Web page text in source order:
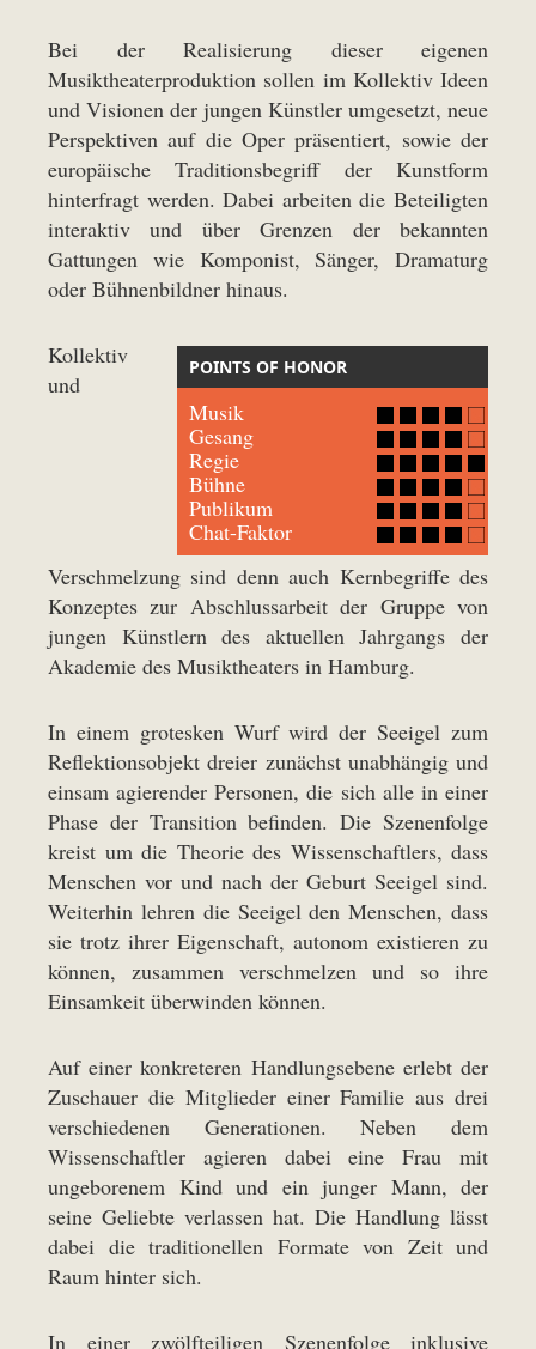
Bei der Realisierung dieser eigenen
Musiktheaterproduktion sollen im Kollektiv Ideen
und Visionen der jungen Künstler umgesetzt, neue
Perspektiven auf die Oper präsentiert, sowie der
europäische Traditionsbegriff der Kunstform
hinterfragt werden. Dabei arbeiten die Beteiligten
interaktiv und über Grenzen der bekannten
Gattungen wie Komponist, Sänger, Dramaturg
oder Bühnenbildner hinaus.
POINTS OF HONOR
Musik
Gesang
Regie
Bühne
Publikum
Chat-Faktor
Kollektiv
und
Verschmelzung sind denn auch Kernbegriffe des
Konzeptes zur Abschlussarbeit der Gruppe von
jungen Künstlern des aktuellen Jahrgangs der
Akademie des Musiktheaters in Hamburg.
In einem grotesken Wurf wird der Seeigel zum
Reflektionsobjekt dreier zunächst unabhängig und
einsam agierender Personen, die sich alle in einer
Phase der Transition befinden. Die Szenenfolge
kreist um die Theorie des Wissenschaftlers, dass
Menschen vor und nach der Geburt Seeigel sind.
Weiterhin lehren die Seeigel den Menschen, dass
sie trotz ihrer Eigenschaft, autonom existieren zu
können, zusammen verschmelzen und so ihre
Einsamkeit überwinden können.
Auf einer konkreteren Handlungsebene erlebt der
Zuschauer die Mitglieder einer Familie aus drei
verschiedenen Generationen. Neben dem
Wissenschaftler agieren dabei eine Frau mit
ungeborenem Kind und ein junger Mann, der
seine Geliebte verlassen hat. Die Handlung lässt
dabei die traditionellen Formate von Zeit und
Raum hinter sich.
In einer zwölfteiligen Szenenfolge inklusive